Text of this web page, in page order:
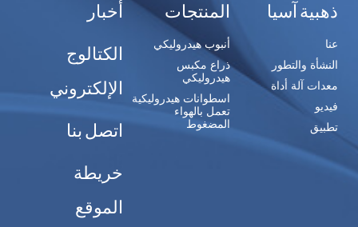
ذهبية آسيا
عنا
النشأة والتطور
معدات آلة أداة
فيديو
تطبيق
المنتجات
أنبوب هيدروليكي
ذراع مكبس
هيدروليكي
اسطوانات هيدروليكية
تعمل بالهواء
المضغوط
أخبار
الكتالوج
الإلكتروني
اتصل بنا
خريطة
الموقع